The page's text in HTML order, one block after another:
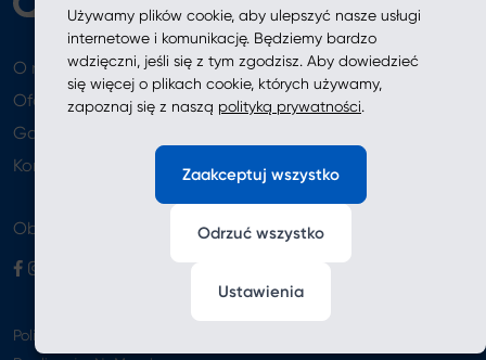
Używamy plików cookie, aby ulepszyć nasze usługi
internetowe i komunikację. Będziemy bardzo
wdzięczni, jeśli się z tym zgodzisz. Aby dowiedzieć
się więcej o plikach cookie, których używamy,
zapoznaj się z naszą polityką prywatności.
Zaakceptuj wszystko
Odrzuć wszystko
Ustawienia
O nas
Oferta
Aktualności
Gdzie kupić
Kontakt
Obserwuj nas
Polityka prywatności